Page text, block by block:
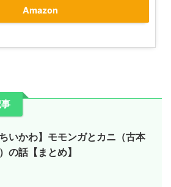
Amazon
ちいかわ】モモンガとカニ（古本
の話【まとめ】